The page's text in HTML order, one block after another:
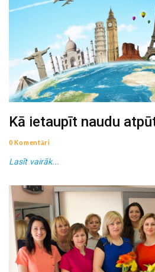
Kā ietaupīt naudu
0 Komentāri
Lasīt vairāk...